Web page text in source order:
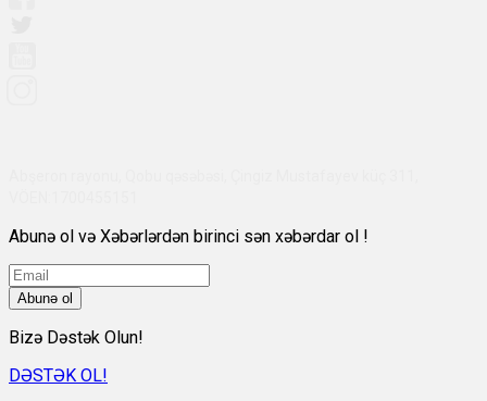
Abunə ol və Xəbərlərdən birinci sən xəbərdar ol !
Abunə ol
Bizə Dəstək Olun!
DƏSTƏK OL!